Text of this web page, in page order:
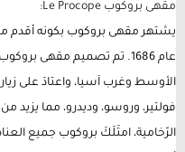
مقهى بروكوب Le Procope:
يشتهر مقهى بروكوب بكونه
عام 1686. تم تصميم مقهى
الأوسط وغرب آسيا، واعتادَ على
فولتير، وروسو، وديدرو، مما يزيد
الرّخامية، امتَلَكَ بروكوب جميع